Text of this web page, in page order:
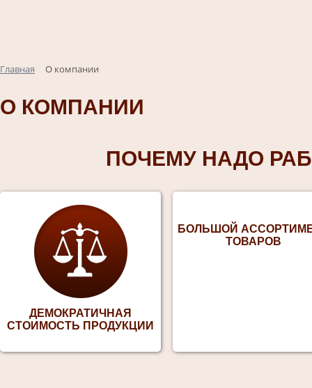
Главная О компании
О КОМПАНИИ
ПОЧЕМУ НАДО
ДЕМОКРАТИЧНАЯ
СТОИМОСТЬ ПРОДУКЦИИ
БОЛЬШОЙ
ТОВАРОВ